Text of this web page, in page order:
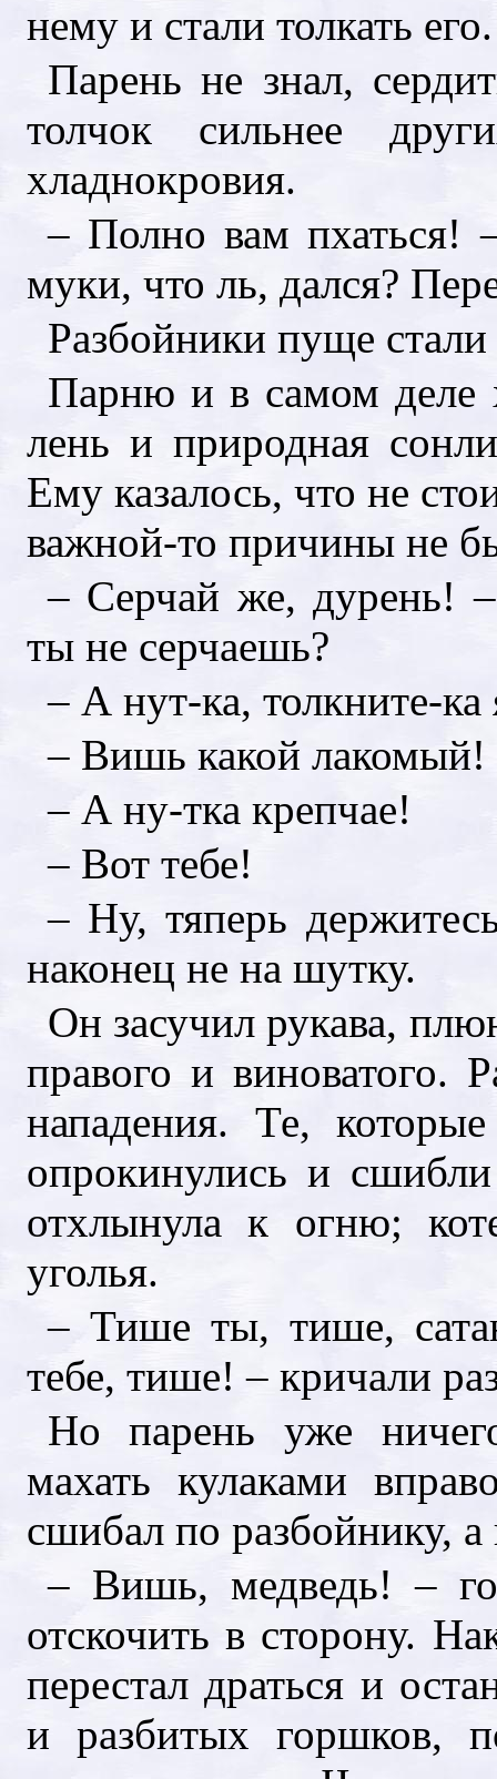
нему и стали толкать его.
Парень не знал,
толчок сильнее
хладнокровия.
– Полно вам пхаться!
муки, что ль, дался?
Разбойники пуще стали
Парню и в самом деле
лень и природная
Ему казалось, что не
важной-то причины не
– Серчай же, дурень!
ты не серчаешь?
– А нут-ка, толкните-
– Вишь какой лакомый!
– А ну-тка крепчае!
– Вот тебе!
– Ну, тяперь
наконец не на шутку.
Он засучил рукава,
правого и виноватого.
нападения. Те,
опрокинулись и
отхлынула к огню;
уголья.
– Тише ты, тише,
тебе, тише! – кричали
Но парень уже
махать кулаками
сшибал по разбойнику, а
– Вишь, медведь! –
отскочить в сторону.
перестал драться и
и разбитых горшков,